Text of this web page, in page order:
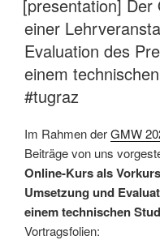
[presentation] Der
einer
Evaluation des
einem
#tugraz
Im Rahmen derGMW
Beiträge von uns
Online-Kurs als
Umsetzung und
einem technischen
Vortragsfolien: